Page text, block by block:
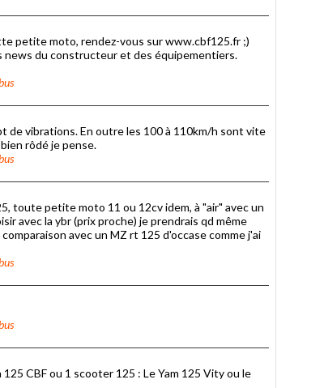
petite moto, rendez-vous sur www.cbf125.fr ;)
news du constructeur et des équipementiers.
de vibrations. En outre les 100 à 110km/h sont vite
rôdé je pense.
toute petite moto 11 ou 12cv idem, à "air" avec un
avec la ybr (prix proche) je prendrais qd même
avec un MZ rt 125 d'occase comme j'ai
CBF ou 1 scooter 125 : Le Yam 125 Vity ou le